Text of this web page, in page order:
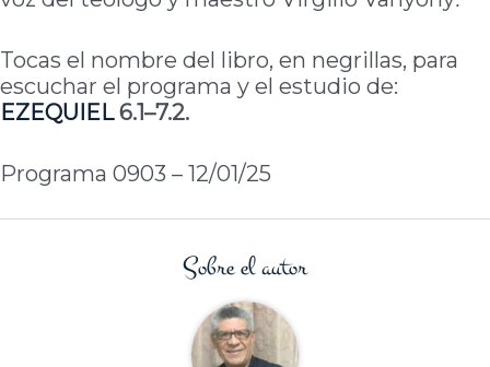
Tocas el nombre del libro, en negrillas, para
escuchar el programa y el estudio de:
EZEQUIEL6.1–7.2.
Programa 0903 – 12/01/25
Sobre el autor